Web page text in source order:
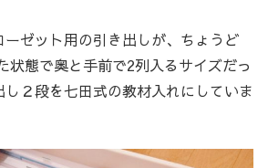
ゼット用の引き出しが、ちょうど
状態で奥と手前で2列入るサイズだっ
２段を七田式の教材入れにしていま